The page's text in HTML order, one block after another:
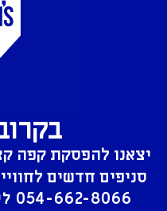
יצאנו להפסקת קפה
סניפים חדשים
054-662-8066